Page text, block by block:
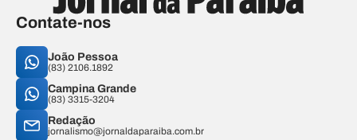
Contate-nos
João Pessoa
(83) 2106.1892
Campina Grande
(83) 3315-3204
Redação
jornalismo@jornaldaparaiba.com.br